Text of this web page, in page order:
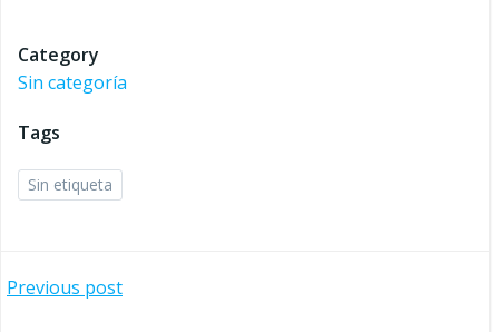
Category
Sin categoría
Tags
Sin etiqueta
Navegación
Previous post